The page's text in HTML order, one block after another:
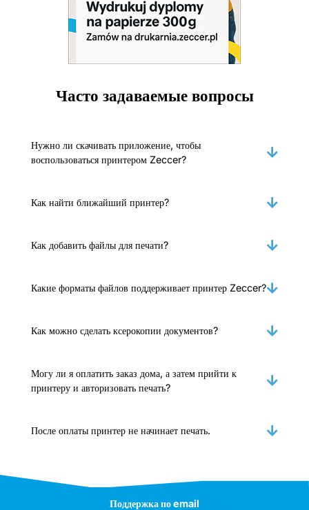
Часто задаваемые вопросы
Нужно ли скачивать приложение, чтобы
воспользоваться принтером Zeccer?
Как найти ближайший принтер?
Как добавить файлы для печати?
Какие форматы файлов поддерживает принтер Zeccer?
Как можно сделать ксерокопии документов?
Могу ли я оплатить заказ дома, а затем прийти к
принтеру и авторизовать печать?
После оплаты принтер не начинает печать.
Поддержка по email